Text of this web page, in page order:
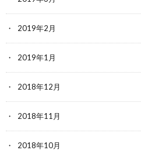
2019年2月
2019年1月
2018年12月
2018年11月
2018年10月